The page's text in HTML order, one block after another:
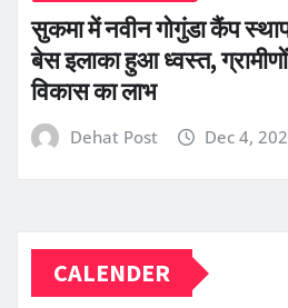
सुकमा में नवीन गोगुंडा कैंप
बेस इलाका हुआ ध्वस्त,
विकास का लाभ
Dehat Post Dec 4,
CALENDER